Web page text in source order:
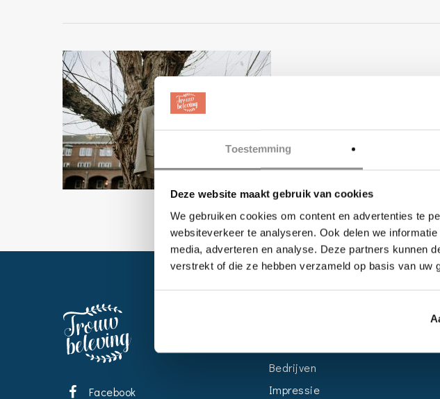
Toestemming
Deze website maakt gebruik van cookies
We gebruiken cookies om content en advertenties te
websiteverkeer te analyseren. Ook delen we
media, adverteren en analyse. Deze partners kunnen
verstrekt of die ze hebben verzameld op basis van uw
Facebook
Bedrijven
Impressie